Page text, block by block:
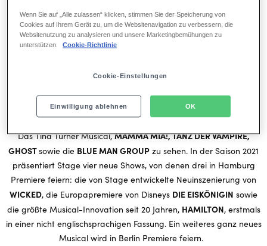
als 70 Millionen Zuschauer begrüßt.
Die besten internationalen Musicals und Shows
Stage verfügt über ein Portfolio von rund 70 renommierten
internationale Erfolgsshows vom New Yorker Broadway oder dem
Theatern die Musicals Disneys
DER KÖNIG DER LÖWEN
ALADDIN, Cirque du SoleilPARAMOUR, PRETTY WOMAN, TINA
Das Tina Turner Musical,MAMMA MIA!, TANZ DER VAMPIRE,
GHOSTsowie die BLUE MAN GROUP zu sehen. In der Saison 2021
präsentiert Stage vier neue Shows, von denen drei in Hamburg
Premiere feiern: die von Stage entwickelte Neuinszenierung von
WICKED, die Europapremiere von Disneys DIE EISKÖNIGIN sowie
die größte Musical-Innovation seit 20 Jahren, HAMILTON, erstmals
in einer nicht englischsprachigen Fassung. Ein weiteres ganz neues
Musical wird in Berlin Premiere feiern.
Wenn Sie auf „Alle zulassen“ klicken, stimmen Sie der Speicherung von
Cookies auf Ihrem Gerät zu, um die Websitenavigation zu verbessern, die
Websitenutzung zu analysieren und unsere Marketingbemühungen zu
unterstützen.
Cookie-Richtlinie
Cookie-Einstellungen
Einwilligung ablehnen OK